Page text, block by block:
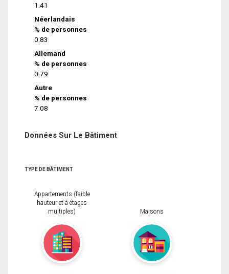
1.41
Néerlandais
% de personnes
0.83
Allemand
% de personnes
0.79
Autre
% de personnes
7.08
Données Sur Le Bâtiment
TYPE DE BÂTIMENT
Appartements (faible
hauteur et à étages
multiples)
Maisons